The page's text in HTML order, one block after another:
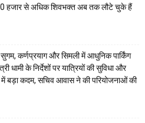
हजार से अधिक शिवभक्त अब तक लौटे चुके हैं
कर्णप्रयाग और सिमली में आधुनिक पार्किंग
धामी के निर्देशों पर यात्रियों की सुविधा और
बड़ा कदम, सचिव आवास ने की परियोजनाओं की